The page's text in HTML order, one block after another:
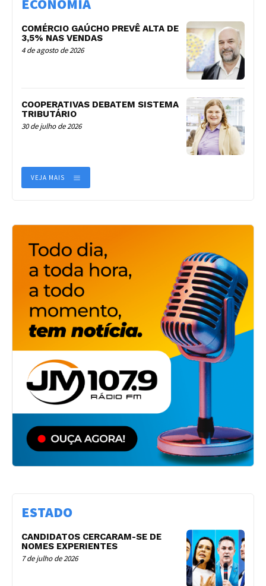
ECONOMIA
COMÉRCIO GAÚCHO PREVÊ ALTA DE
3,5% NAS VENDAS
4 de agosto de 2026
COOPERATIVAS DEBATEM SISTEMA
TRIBUTÁRIO
30 de julho de 2026
VEJA MAIS
ESTADO
CANDIDATOS CERCARAM-SE DE
NOMES EXPERIENTES
7 de julho de 2026